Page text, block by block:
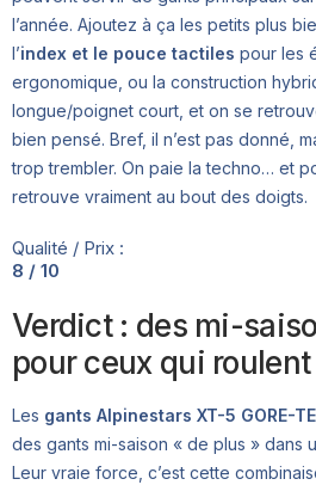
l’année. Ajoutez à ça les petits plus
l’index et le pouce tactiles pour les
ergonomique, ou la construction
longue/poignet court, et on se
bien pensé. Bref, il n’est pas donné,
trop trembler. On paie la techno… et
retrouve vraiment au bout des doigts.
Qualité / Prix :
8 / 10
Verdict : des mi-
pour ceux qui
Les gants Alpinestars XT-5 GORE-
des gants mi-saison « de plus » dans
Leur vraie force, c’est cette